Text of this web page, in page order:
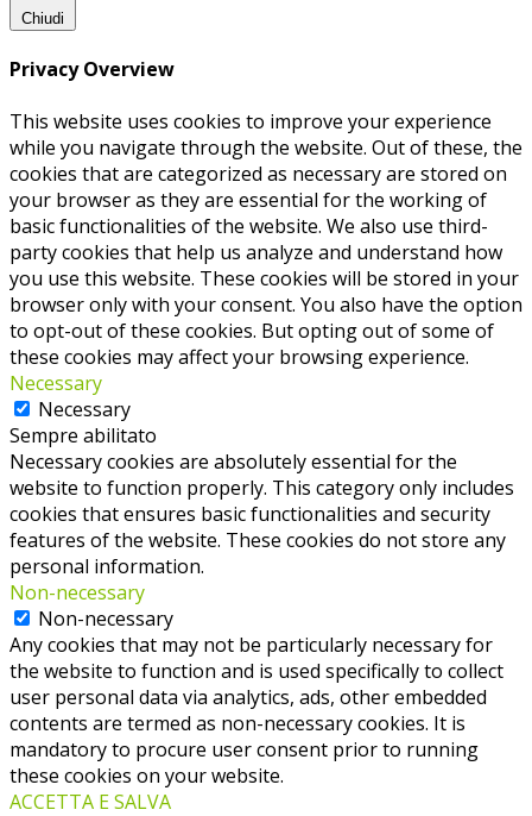
Chiudi
Privacy Overview
This website uses cookies to improve your experience
while you navigate through the website. Out of these, the
cookies that are categorized as necessary are stored on
your browser as they are essential for the working of
basic functionalities of the website. We also use third-
party cookies that help us analyze and understand how
you use this website. These cookies will be stored in your
browser only with your consent. You also have the option
to opt-out of these cookies. But opting out of some of
these cookies may affect your browsing experience.
Necessary
Necessary
Sempre abilitato
Necessary cookies are absolutely essential for the
website to function properly. This category only includes
cookies that ensures basic functionalities and security
features of the website. These cookies do not store any
personal information.
Non-necessary
Non-necessary
Any cookies that may not be particularly necessary for
the website to function and is used specifically to collect
user personal data via analytics, ads, other embedded
contents are termed as non-necessary cookies. It is
mandatory to procure user consent prior to running
these cookies on your website.
ACCETTA E SALVA